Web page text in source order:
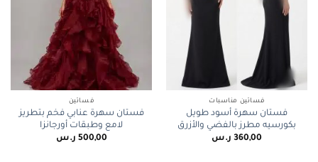
فساتين مناسبات
فستان سهرة أسود طويل
بكورسيه مطرز بالفضي والأزرق
360,00 ر.س
فساتين
فستان سهرة عنابي فخم بتطريز
لامع وطبقات أورجانزا
500,00 ر.س